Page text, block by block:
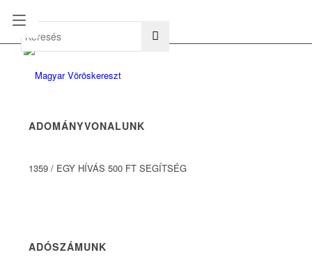
ADOMÁNYVONALUNK
1359 / EGY HÍVÁS 500 FT SEGÍTSÉG
ADÓSZÁMUNK